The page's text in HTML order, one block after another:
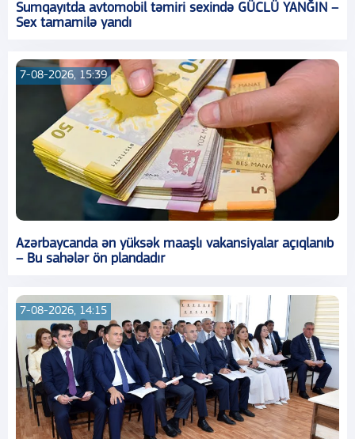
Sumqayıtda avtomobil təmiri sexində GÜCLÜ YANĞIN –
Sex tamamilə yandı
7-08-2026, 15:39
Azərbaycanda ən yüksək maaşlı vakansiyalar açıqlanıb
– Bu sahələr ön plandadır
7-08-2026, 14:15